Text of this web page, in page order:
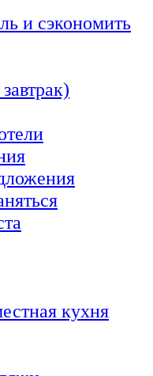
и сэкономить
кухня